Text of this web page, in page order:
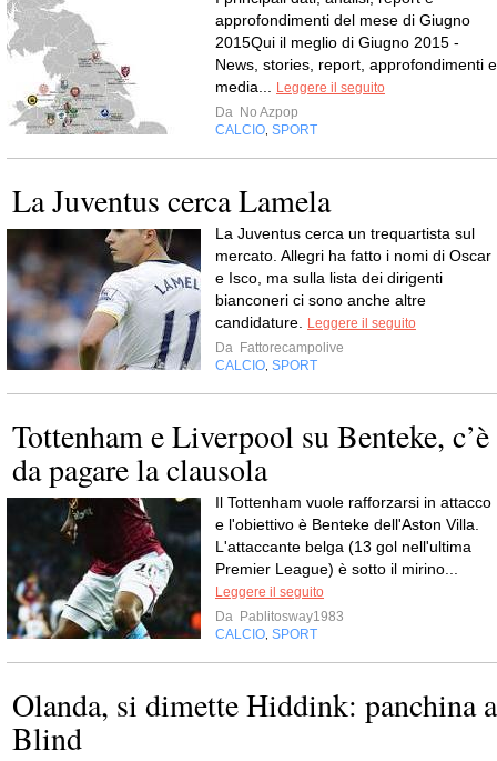
approfondimenti del mese di Giugno
2015Qui il meglio di Giugno 2015 -
News, stories, report, approfondimenti e
media...
Leggere il seguito
Da No Azpop
CALCIO SPORT
La Juventus cerca Lamela
La Juventus cerca un trequartista sul
mercato. Allegri ha fatto i nomi di Oscar
e Isco, ma sulla lista dei dirigenti
bianconeri ci sono anche altre
candidature.
Leggere il seguito
Da Fattorecampolive
CALCIO SPORT
Tottenham e Liverpool su Benteke, c’è
da pagare la clausola
Il Tottenham vuole rafforzarsi in attacco
e l'obiettivo è Benteke dell'Aston Villa.
L'attaccante belga (13 gol nell'ultima
Premier League) è sotto il mirino...
Leggere il seguito
Da Pablitosway1983
CALCIO SPORT
Olanda, si dimette Hiddink: panchina a
Blind